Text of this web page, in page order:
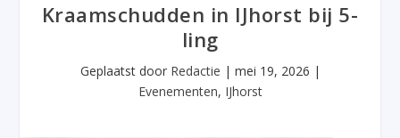
Kraamschudden in IJhorst bij 5-
ling
Geplaatst door Redactie | mei 19, 2026 |
Evenementen, IJhorst